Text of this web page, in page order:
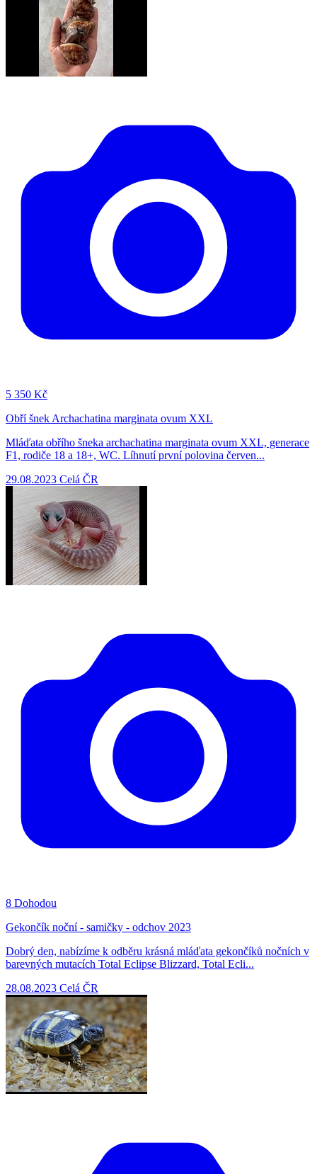
5 350 Kč
Obří šnek Archachatina marginata ovum XXL
Mláďata obřího šneka archachatina marginata ovum XXL, generace
F1, rodiče 18 a 18+, WC. Líhnutí první polovina červen...
29.08.2023 Celá ČR
8 Dohodou
Gekončík noční - samičky - odchov 2023
Dobrý den, nabízíme k odběru krásná mláďata gekončíků nočních v
barevných mutacích Total Eclipse Blizzard, Total Ecli...
28.08.2023 Celá ČR